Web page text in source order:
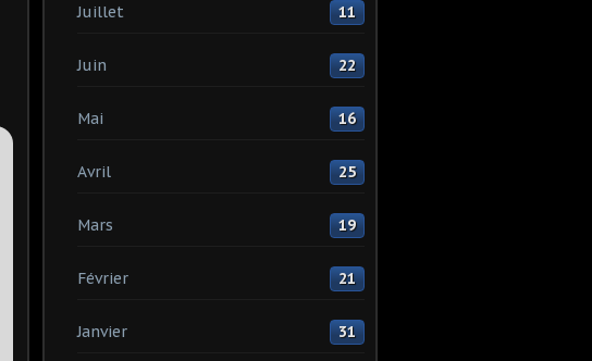
Juillet 11
Juin 22
Mai 16
Avril 25
Mars 19
Février 21
Janvier 31